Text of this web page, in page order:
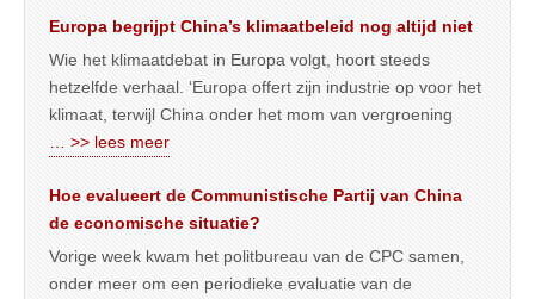
Europa begrijpt China’s klimaatbeleid nog altijd niet
Wie het klimaatdebat in Europa volgt, hoort steeds
hetzelfde verhaal. ‘Europa offert zijn industrie op voor het
klimaat, terwijl China onder het mom van vergroening
… >> lees meer
Hoe evalueert de Communistische Partij van China
de economische situatie?
Vorige week kwam het politbureau van de CPC samen,
onder meer om een periodieke evaluatie van de